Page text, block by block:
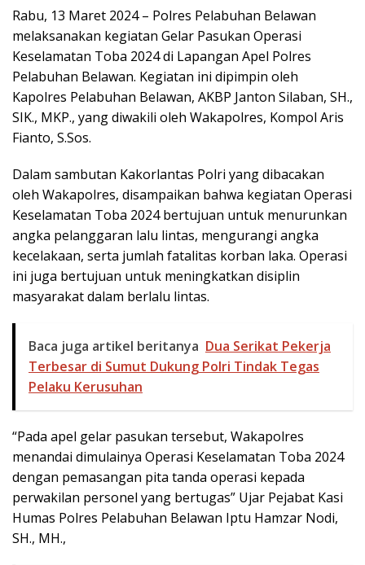
Rabu, 13 Maret 2024 – Polres Pelabuhan Belawan
melaksanakan kegiatan Gelar Pasukan Operasi
Keselamatan Toba 2024 di Lapangan Apel Polres
Pelabuhan Belawan. Kegiatan ini dipimpin oleh
Kapolres Pelabuhan Belawan, AKBP Janton Silaban, SH.,
SIK., MKP., yang diwakili oleh Wakapolres, Kompol Aris
Fianto, S.Sos.
Dalam sambutan Kakorlantas Polri yang dibacakan
oleh Wakapolres, disampaikan bahwa kegiatan Operasi
Keselamatan Toba 2024 bertujuan untuk menurunkan
angka pelanggaran lalu lintas, mengurangi angka
kecelakaan, serta jumlah fatalitas korban laka. Operasi
ini juga bertujuan untuk meningkatkan disiplin
masyarakat dalam berlalu lintas.
Baca juga artikel beritanya Dua Serikat Pekerja
Terbesar di Sumut Dukung Polri Tindak Tegas
Pelaku Kerusuhan
“Pada apel gelar pasukan tersebut, Wakapolres
menandai dimulainya Operasi Keselamatan Toba 2024
dengan pemasangan pita tanda operasi kepada
perwakilan personel yang bertugas” Ujar Pejabat Kasi
Humas Polres Pelabuhan Belawan Iptu Hamzar Nodi,
SH., MH.,